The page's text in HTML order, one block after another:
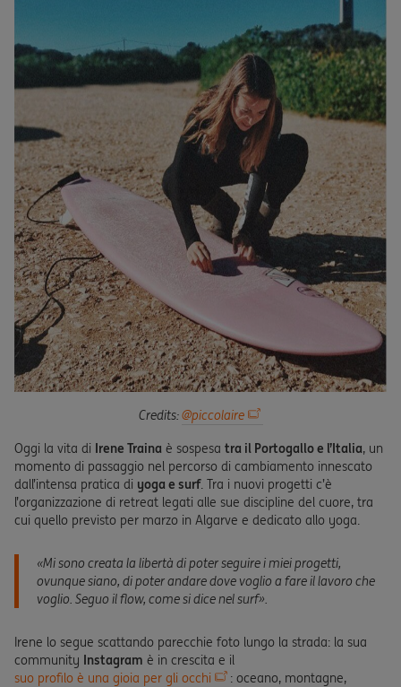
Credits:@piccolaire
Oggi la vita di Irene Traina è sospesa tra il Portogallo e l’Italia, un
momento di passaggio nel percorso di cambiamento innescato
dall’intensa pratica di yoga e surf. Tra i nuovi progetti c’è
l’organizzazione di retreat legati alle sue discipline del cuore, tra
cui quello previsto per marzo in Algarve e dedicato allo yoga.
«Mi sono creata la libertà di poter seguire i miei progetti,
ovunque siano, di poter andare dove voglio a fare il lavoro che
voglio. Seguo il flow, come si dice nel surf».
Irene lo segue scattando parecchie foto lungo la strada: la sua
community Instagram è in crescita e il
suo profilo è una gioia per gli occhi
: oceano, montagne,